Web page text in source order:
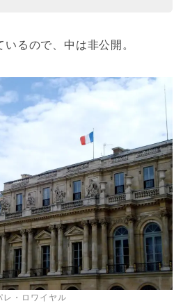
るので、中は非公開。
レ・ロワイヤル